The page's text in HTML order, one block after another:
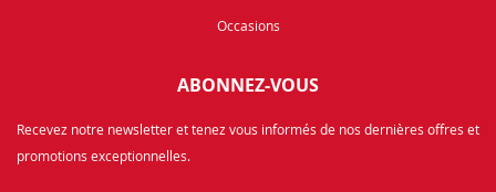
Occasions
ABONNEZ-VOUS
Recevez notre newsletter et tenez vous informés de nos dernières offres et
promotions exceptionnelles.